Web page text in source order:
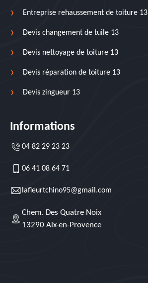
Entreprise rehaussement de toiture 13
Devis changement de tuile 13
Devis nettoyage de toiture 13
Devis réparation de toiture 13
Devis zingueur 13
Informations
04 82 29 23 23
06 41 08 64 71
lafleurtchino95@gmail.com
Chem. Des Quatre Noix
13290 Aix-en-Provence